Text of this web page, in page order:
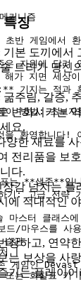
특징
기본 도끼에서
트리가 당신
굶주림, 갈증,
변화시키는
요.
양한 재료를
전리품을 보
다.
장감 넘치는 플
에 적대적인
창하고, 연약
는 보상을 사
기는 플레이어
커니즘
초반 게임에서
원에 달려
지면 세상이
방법: 초보자
환영합니다!
표는 **생존**
/마우스를 사
|
는 화살표 키
기: 고급 전략
터 클래스에
관
게임인